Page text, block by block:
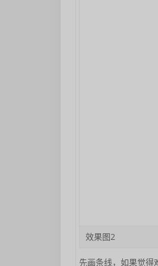
效果图2
先画条线，如果觉得